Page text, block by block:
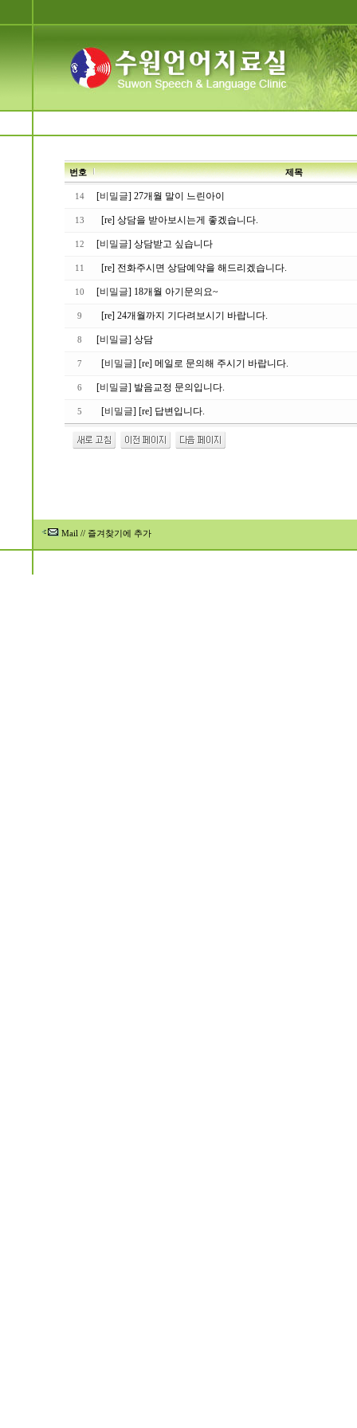
번호 제목
14 [비밀글] 27개월 말이 느린아이
13 [re] 상담을 받아보시는게 좋겠습니다.
12 [비밀글] 상담받고 싶습니다
11 [re] 전화주시면 상담예약을 해드리겠습니다.
10 [비밀글] 18개월 아기문의요~
9 [re] 24개월까지 기다려보시기 바랍니다.
8 [비밀글] 상담
7 [비밀글] [re] 메일로 문의해 주시기 바랍니다.
6 [비밀글] 발음교정 문의입니다.
5 [비밀글] [re] 답변입니다.
Mail // 즐겨찾기에 추가